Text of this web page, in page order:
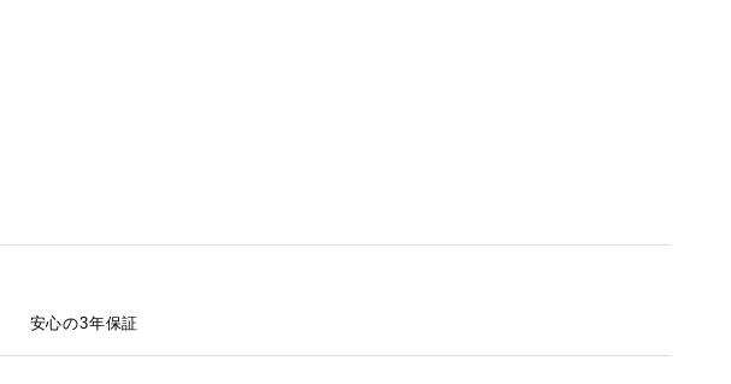
安心の3年保証